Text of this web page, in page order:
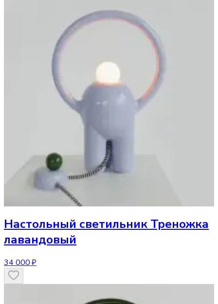
Настольный светильник Треножка
лавандовый
34 000 ₽